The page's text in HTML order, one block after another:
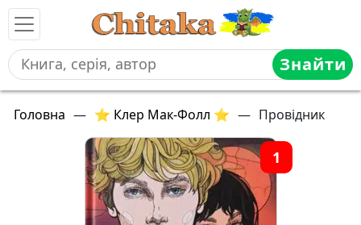
Знайти
Головна — ⭐ Клер Мак-Фолл ⭐ — Провідник
1